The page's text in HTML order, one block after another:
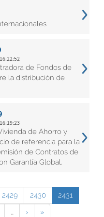
de Fondos de
la distribución de
de Ahorro y
de referencia para la
de Contratos de
Garantía Global.
2429 2430
2431
… › »